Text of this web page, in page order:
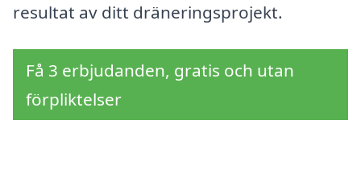
resultat av ditt dräneringsprojekt.
Få 3 erbjudanden, gratis och utan
förpliktelser